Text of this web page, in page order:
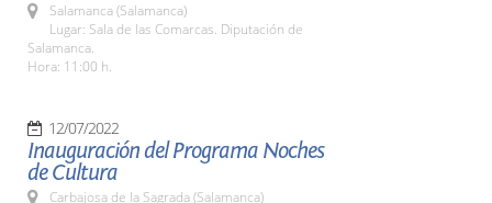
Salamanca (Salamanca)
Lugar: Sala de las Comarcas. Diputación de
Salamanca.
Hora: 11:00 h.
12/07/2022
Inauguración del Programa Noches
de Cultura
Carbajosa de la Sagrada (Salamanca)